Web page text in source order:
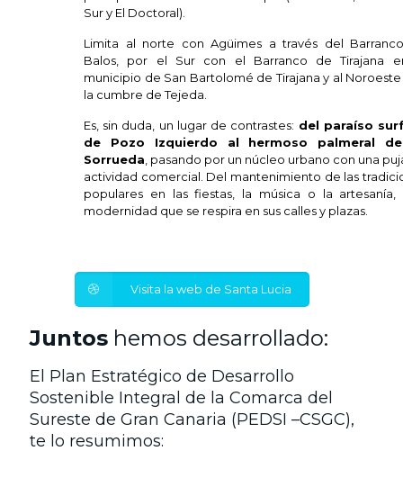
Sur y El Doctoral).
Limita al norte con Agüimes a través del
Balos, por el Sur con el Barranco de Tirajana
municipio de San Bartolomé de Tirajana y al
la cumbre de Tejeda.
Es, sin duda, un lugar de contrastes: del paraíso
de Pozo Izquierdo al hermoso palmeral
Sorrueda , pasando por un núcleo urbano con una
actividad comercial. Del mantenimiento de las
populares en las fiestas, la música o la artesanía,
modernidad que se respira en sus calles y plazas.
Visita la web de Santa Lucia
Juntos hemos desarrollado:
El Plan Estratégico de Desarrollo
Sostenible Integral de la Comarca del
Sureste de Gran Canaria (PEDSI –CSGC),
te lo resumimos: